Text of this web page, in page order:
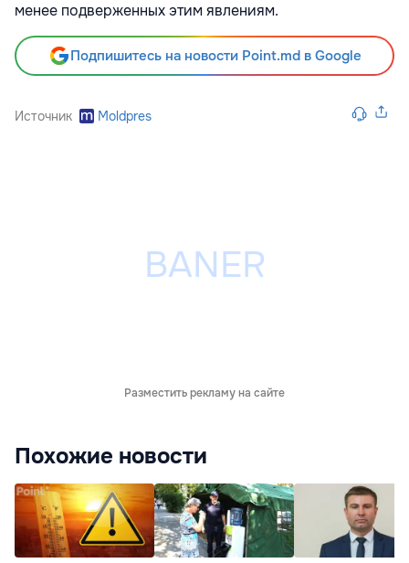
менее подверженных этим явлениям.
Подпишитесь на новости Point.md в Google
Источник Moldpres
Разместить рекламу на сайте
Похожие новости